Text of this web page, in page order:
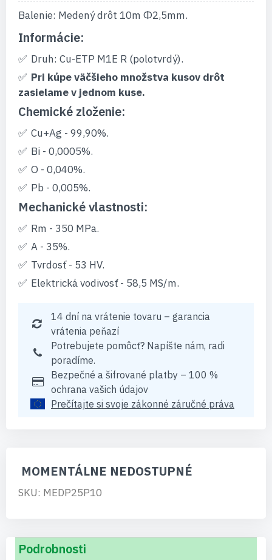
Balenie: Medený drôt 10m Φ2,5mm.
Informácie:
Druh: Cu-ETP M1E R (polotvrdý).
Pri kúpe väčšieho množstva kusov drôt
zasielame v jednom kuse.
Chemické zloženie:
Cu+Ag - 99,90%.
Bi - 0,0005%.
O - 0,040%.
Pb - 0,005%.
Mechanické vlastnosti:
Rm - 350 MPa.
A - 35%.
Tvrdosť - 53 HV.
Elektrická vodivosť - 58,5 MS/m.
14 dní na vrátenie tovaru – garancia
vrátenia peňazí
Potrebujete pomôcť? Napíšte nám, radi
poradíme.
Bezpečné a šifrované platby – 100 %
ochrana vašich údajov
Prečítajte si svoje zákonné záručné práva
MOMENTÁLNE NEDOSTUPNÉ
SKU: MEDP25P10
Podrobnosti